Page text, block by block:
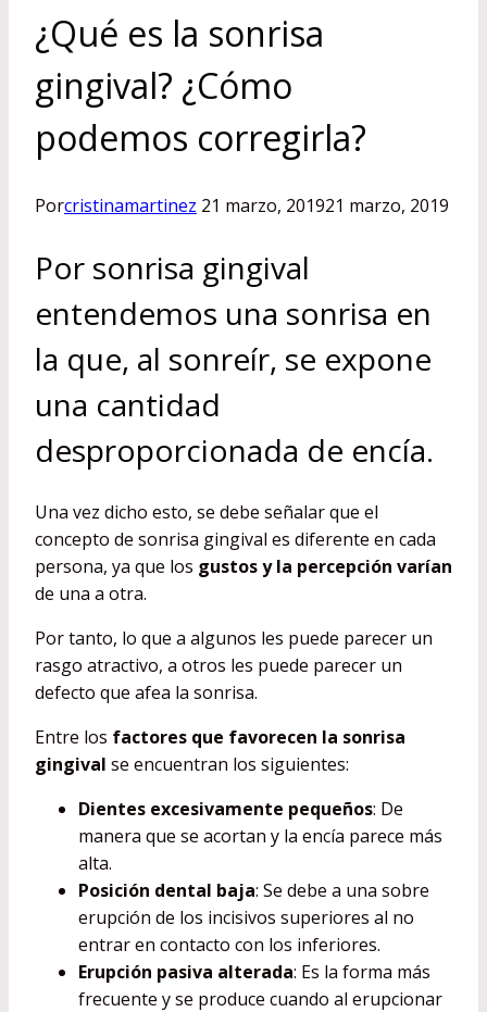
¿Qué es la sonrisa
gingival? ¿Cómo
podemos corregirla?
Porcristinamartinez 21 marzo, 201921 marzo, 2019
Por sonrisa gingival
entendemos una sonrisa en
la que, al sonreír, se expone
una cantidad
desproporcionada de encía.
Una vez dicho esto, se debe señalar que el
concepto de sonrisa gingival es diferente en cada
persona, ya que los gustos y la percepción varían
de una a otra.
Por tanto, lo que a algunos les puede parecer un
rasgo atractivo, a otros les puede parecer un
defecto que afea la sonrisa.
Entre los factores que favorecen la sonrisa
gingival se encuentran los siguientes:
Dientes excesivamente pequeños: De
manera que se acortan y la encía parece más
alta.
Posición dental baja: Se debe a una sobre
erupción de los incisivos superiores al no
entrar en contacto con los inferiores.
Erupción pasiva alterada: Es la forma más
frecuente y se produce cuando al erupcionar